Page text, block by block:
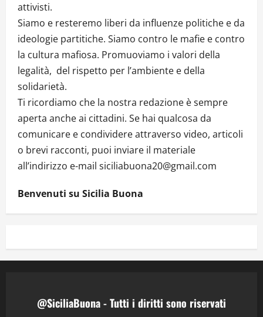
attivisti.
Siamo e resteremo liberi da influenze politiche e da
ideologie partitiche. Siamo contro le mafie e contro
la cultura mafiosa. Promuoviamo i valori della
legalità, del rispetto per l’ambiente e della
solidarietà.
Ti ricordiamo che la nostra redazione è sempre
aperta anche ai cittadini. Se hai qualcosa da
comunicare e condividere attraverso video, articoli
o brevi racconti, puoi inviare il materiale
all’indirizzo e-mail siciliabuona20@gmail.com
Benvenuti su Sicilia Buona
@SiciliaBuona - Tutti i diritti sono riservati